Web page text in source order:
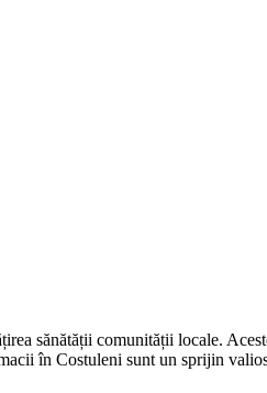
sănătății comunității locale.
în Costuleni sunt un sprijin